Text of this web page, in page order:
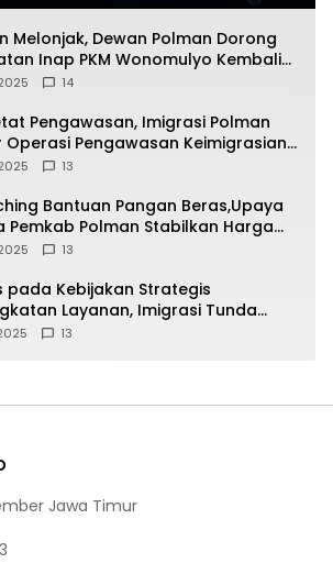
Melonjak, Dewan Polman Dorong
Inap PKM Wonomulyo Kembali
14
Pengawasan, Imigrasi Polman
Operasi Pengawasan Keimigrasian
Serentak disemua Daerah
13
Bantuan Pangan Beras,Upaya
Pemkab Polman Stabilkan Harga
13
pada Kebijakan Strategis
Layanan, Imigrasi Tunda
Desain Merah Putih
13
Jawa Timur